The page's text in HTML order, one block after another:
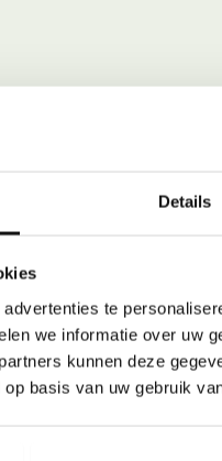
Details
te
we informatie over uw
kunnen deze
basis van uw gebruik